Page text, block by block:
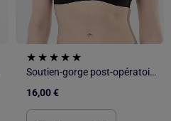
Soutien-gorge post-opératoire - Octobre Rose
16,00 €